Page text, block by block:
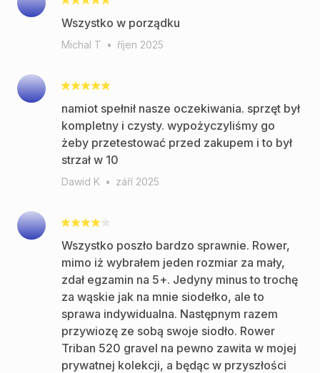
Wszystko w porządku
Michal T • říjen 2025
namiot spełnił nasze oczekiwania. sprzęt był
kompletny i czysty. wypożyczyliśmy go
żeby przetestować przed zakupem i to był
strzał w 10
Dawid K • září 2025
Wszystko poszło bardzo sprawnie. Rower,
mimo iż wybrałem jeden rozmiar za mały,
zdał egzamin na 5+. Jedyny minus to trochę
za wąskie jak na mnie siodełko, ale to
sprawa indywidualna. Następnym razem
przywiozę ze sobą swoje siodło. Rower
Triban 520 gravel na pewno zawita w mojej
prywatnej kolekcji, a będąc w przyszłości